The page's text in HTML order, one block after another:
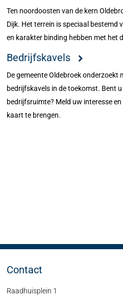
Ten noordoosten van de kern
Dijk. Het terrein is speciaal bestemd
en karakter binding hebben met het
Bedrijfskavels
De gemeente Oldebroek onderzoekt
bedrijfskavels in de toekomst. Bent
bedrijfsruimte? Meld uw interesse
kaart te brengen.
Contact
Raadhuisplein 1